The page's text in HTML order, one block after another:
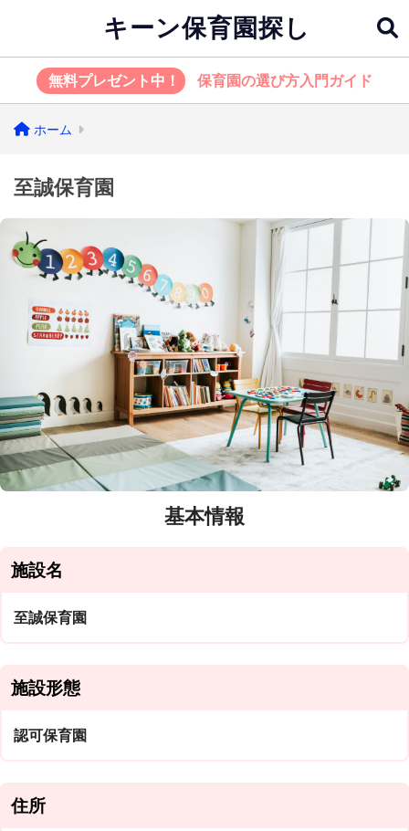
キーン保育園探し
無料プレゼント中！ 保育園の選び方入門ガイド
ホーム
至誠保育園
基本情報
施設名
至誠保育園
施設形態
認可保育園
住所